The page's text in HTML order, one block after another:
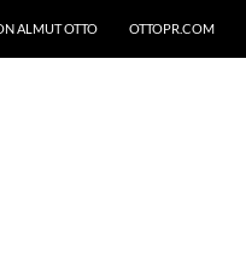
ALMUT OTTO OTTOPR.COM